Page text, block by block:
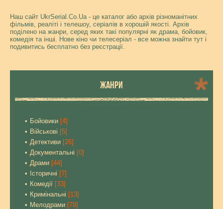
Наш сайт UkrSerial.Co.Ua - це каталог або архів різноманітних
фільмів, реаліті і телешоу, серіалів в хорошій якості. Архів
поділено на жанри, серед яких такі популярні як драма, бойовик,
комедія та інші. Нове кіно чи телесеріал - все можна знайти тут і
подивитись бесплатно без реєстрації.
ЖАНРИ
Бойовики [4]
Військові [5]
Детективи [26]
Документальні [0]
Драми [44]
Історичні [7]
Комедії [33]
Кримінальні [13]
Мелодрами [78]